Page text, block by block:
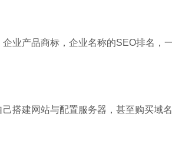
业产品商标，企业名称的SEO排名，
搭建网站与配置服务器，甚至购买域